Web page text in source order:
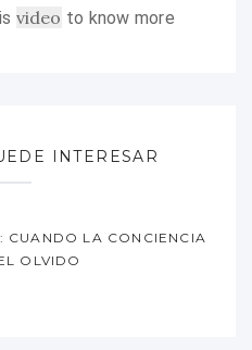
video to know more
INTERESAR
CUANDO LA CONCIENCIA
OLVIDO